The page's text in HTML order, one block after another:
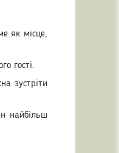
як місце,
гості.
зустріти
найбільш